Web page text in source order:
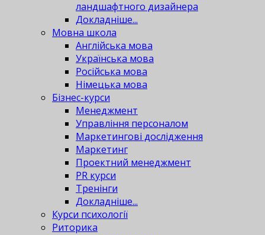
ландшафтного дизайнера
Докладніше...
Мовна школа
Англійська мова
Українська мова
Російська мова
Німецька мова
Бізнес-курси
Менеджмент
Управління персоналом
Маркетингові дослідження
Маркетинг
Проектний менеджмент
PR курси
Тренінги
Докладніше...
Курси психології
Риторика